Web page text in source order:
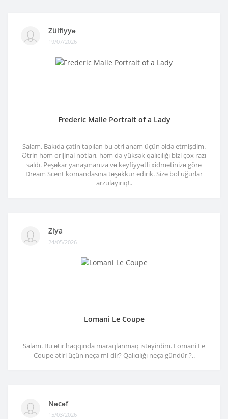
Zülfiyyə
19/07/2026
Frederic Malle Portrait of a Lady
Salam, Bakıda çətin tapılan bu ətri anam üçün əldə etmişdim.
Ətrin həm orijinal notları, həm də yüksək qalıcılığı bizi çox razı
saldı. Peşəkar yanaşmanıza və keyfiyyətli xidmətinizə görə
Dream Scent komandasına təşəkkür edirik. Sizə bol uğurlar
arzulayırıq!..
Ziya
24/05/2026
Lomani Le Coupe
Salam. Bu ətir haqqında maraqlanmaq istəyirdim. Lomani Le
Coupe ətiri üçün neçə ml-dir? Qalıcılığı neçə gündür ?..
Nəcəf
15/03/2026